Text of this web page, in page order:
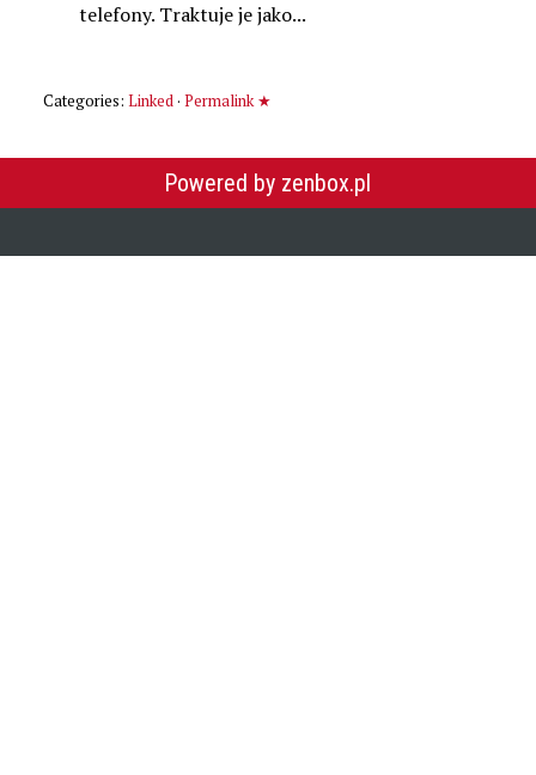
telefony. Traktuje je jako...
Categories: Linked· Permalink ★
Powered by zenbox.pl